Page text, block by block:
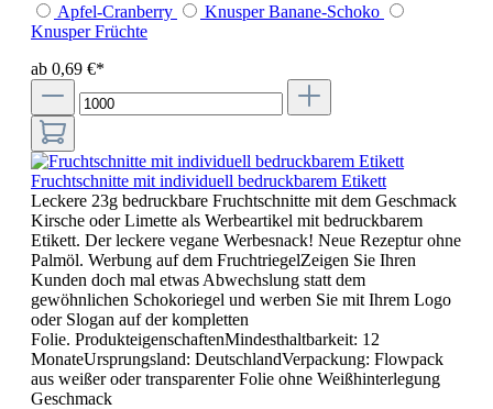
Apfel-Cranberry
Knusper Banane-Schoko
Knusper Früchte
ab 0,69 €*
Fruchtschnitte mit individuell bedruckbarem Etikett
Leckere 23g bedruckbare Fruchtschnitte mit dem Geschmack
Kirsche oder Limette als Werbeartikel mit bedruckbarem
Etikett. Der leckere vegane Werbesnack! Neue Rezeptur ohne
Palmöl. Werbung auf dem FruchtriegelZeigen Sie Ihren
Kunden doch mal etwas Abwechslung statt dem
gewöhnlichen Schokoriegel und werben Sie mit Ihrem Logo
oder Slogan auf der kompletten
Folie. ProdukteigenschaftenMindesthaltbarkeit: 12
MonateUrsprungsland: DeutschlandVerpackung: Flowpack
aus weißer oder transparenter Folie ohne Weißhinterlegung
Geschmack